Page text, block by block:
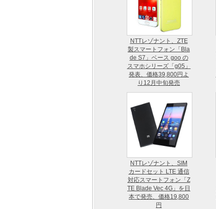
NTTレゾナント、ZTE
製スマートフォン「Bla
de S7」ベース goo の
スマホシリーズ「g05」
発表、価格39,800円よ
り12月中旬発売
NTTレゾナント、SIM
カードセット LTE 通信
対応スマートフォン「Z
TE Blade Vec 4G」を日
本で発売、価格19,800
円